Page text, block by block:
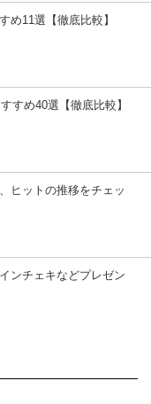
め11選【徹底比較】
すめ40選【徹底比較】
ヒットの推移をチェッ
ンチェキなどプレゼン